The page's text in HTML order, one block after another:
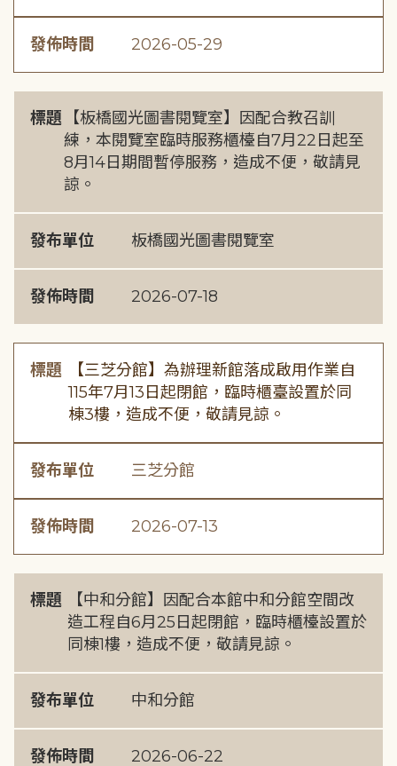
發佈時間 2026-05-29
標題
【板橋國光圖書閱覽室】因配合教召訓
練，本閱覽室臨時服務櫃檯自7月22日起至
8月14日期間暫停服務，造成不便，敬請見
諒。
發布單位 板橋國光圖書閱覽室
發佈時間 2026-07-18
標題
【三芝分館】為辦理新館落成啟用作業自
115年7月13日起閉館，臨時櫃臺設置於同
棟3樓，造成不便，敬請見諒。
發布單位 三芝分館
發佈時間 2026-07-13
標題
【中和分館】因配合本館中和分館空間改
造工程自6月25日起閉館，臨時櫃檯設置於
同棟1樓，造成不便，敬請見諒。
發布單位 中和分館
發佈時間 2026-06-22